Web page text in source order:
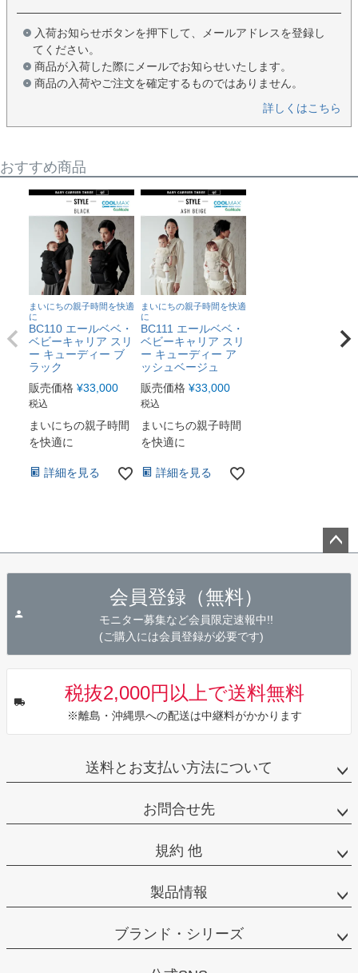
入荷お知らせボタンを押下して、メールアドレスを登録し
てください。
商品が入荷した際にメールでお知らせいたします。
商品の入荷やご注文を確定するものではありません。
詳しくはこちら
おすすめ商品
まいにちの親子時間を快適
に
BC110 エールベベ・
ベビーキャリア スリ
ー キューディー ブ
ラック
販売価格 ¥33,000
税込
まいにちの親子時間
を快適に
詳細を見る
まいにちの親子時間を快適
に
BC111 エールベベ・
ベビーキャリア スリ
ー キューディー ア
ッシュベージュ
販売価格 ¥33,000
税込
まいにちの親子時間
を快適に
詳細を見る
会員登録（無料）
モニター募集など会員限定速報中!!
(ご購入には会員登録が必要です)
税抜2,000円以上で送料無料
※離島・沖縄県への配送は中継料がかかります
送料とお支払い方法について
お問合せ先
規約 他
製品情報
ブランド・シリーズ